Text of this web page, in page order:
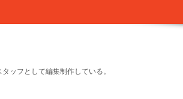
ッフとして編集制作している。